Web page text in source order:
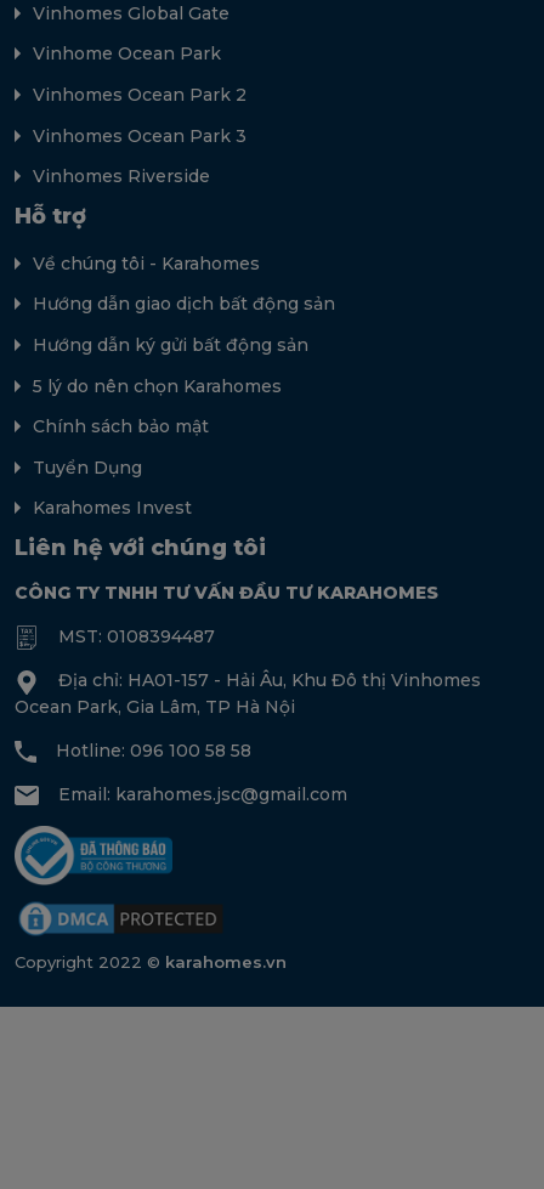
Vinhomes Global Gate
Vinhome Ocean Park
Vinhomes Ocean Park 2
Vinhomes Ocean Park 3
Vinhomes Riverside
Hỗ trợ
Về chúng tôi - Karahomes
Hướng dẫn giao dịch bất động sản
Hướng dẫn ký gửi bất động sản
5 lý do nên chọn Karahomes
Chính sách bảo mật
Tuyển Dụng
Karahomes Invest
Liên hệ với chúng tôi
CÔNG TY TNHH TƯ VẤN ĐẦU TƯ KARAHOMES
MST: 0108394487
Địa chỉ: HA01-157 - Hải Âu, Khu Đô thị Vinhomes
Ocean Park, Gia Lâm, TP Hà Nội
Hotline: 096 100 58 58
Email: karahomes.jsc@gmail.com
Copyright 2022 © karahomes.vn